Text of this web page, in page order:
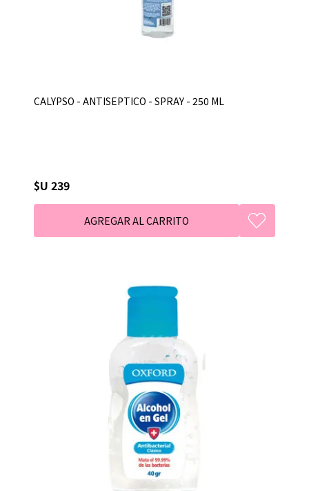
CALYPSO - ANTISEPTICO - SPRAY - 250 ML
$U 239